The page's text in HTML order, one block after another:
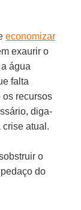
economizar
exaurir o
água
falta
os recursos
diga-
atual.
o
do